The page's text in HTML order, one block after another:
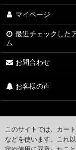
マイページ
最近チェックした
ム
お問合わせ
お客様の声
このサイトでは、カー
などを使います。これ